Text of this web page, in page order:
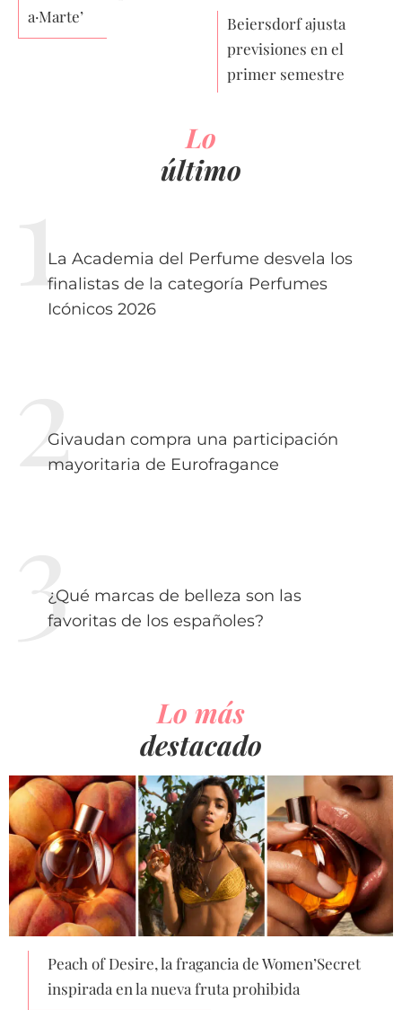
a·Marte’
Beiersdorf ajusta
previsiones en el
primer semestre
Lo
último
La Academia del Perfume desvela los
finalistas de la categoría Perfumes
Icónicos 2026
Givaudan compra una participación
mayoritaria de Eurofragance
¿Qué marcas de belleza son las
favoritas de los españoles?
Lo más
destacado
Peach of Desire, la fragancia de Women’Secret
inspirada en la nueva fruta prohibida